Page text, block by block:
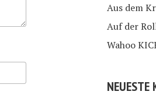
Aus dem
Auf der
Wahoo
NEUESTE